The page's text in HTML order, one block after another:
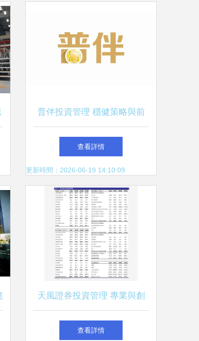
普伴投資管理 穩健策略與前
瞻視野并行
查看詳情
更新時間：2026-06-19 14:10:09
天風證券投資管理 專業與創
新的融合之路
查看詳情